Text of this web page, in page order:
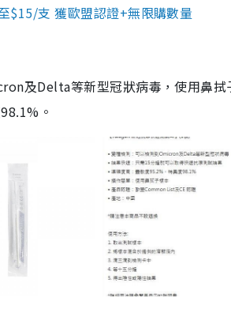
$15/支 獲歐盟認證+無限購數量
及Delta等新型冠狀病毒，使用鼻拭
。